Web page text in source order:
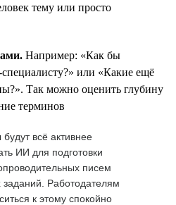
тему или просто
Например: «Как бы
или «Какие ещё
Так можно оценить глубину
терминов
всё активнее
ИИ для подготовки
писем
заданий. Работодателям
к этому спокойно